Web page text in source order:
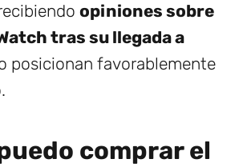
opiniones sobre
tras su llegada a
posicionan favorablemente
comprar el